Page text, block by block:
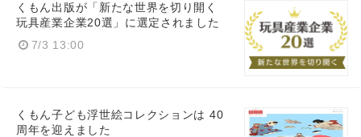
くもん出版が「新たな世界を切り開く
玩具産業企業20選」に選定されました
7/3 13:00
くもん子ども浮世絵コレクションは 40
周年を迎えました